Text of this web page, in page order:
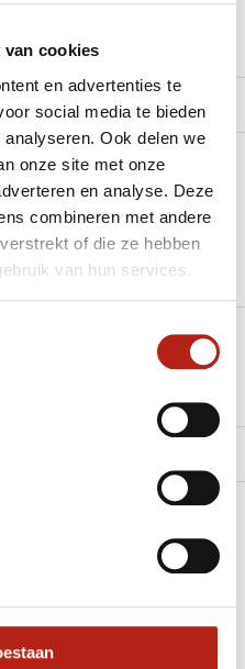
van cookies
en advertenties te
social media te bieden
Ook delen we
onze site met onze
en analyse. Deze
combineren met andere
of die ze hebben
van hun services.
product?
snel antwoord 24/7
aantal nodig?
aan te vragen